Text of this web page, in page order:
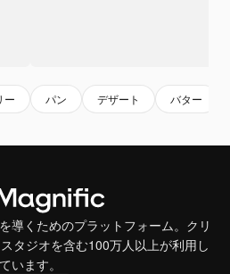
ー パン デザート バター
導くためのプラットフォーム。クリ
タジオを含む100万人以上が利用し
ています。